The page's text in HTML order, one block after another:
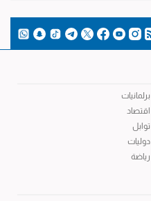
برلمانيات
اقتصاد
توابل
دوليات
رياضة